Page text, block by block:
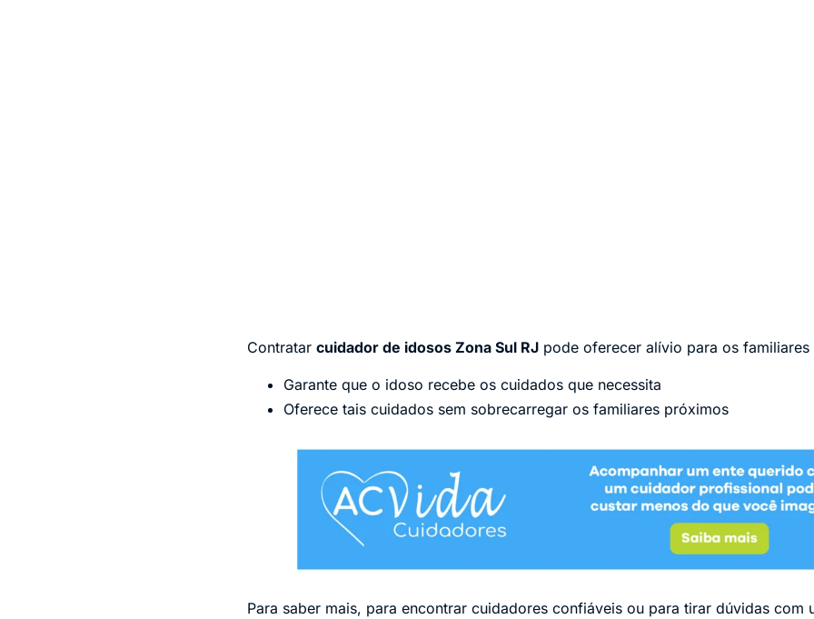
Contratar cuidador de idosos Zona Sul RJ pode oferecer alívio para os
Garante que o idoso recebe os cuidados que necessita
Oferece tais cuidados sem sobrecarregar os familiares próximos
Para saber mais, para encontrar cuidadores confiáveis ou para tirar dúvidas com